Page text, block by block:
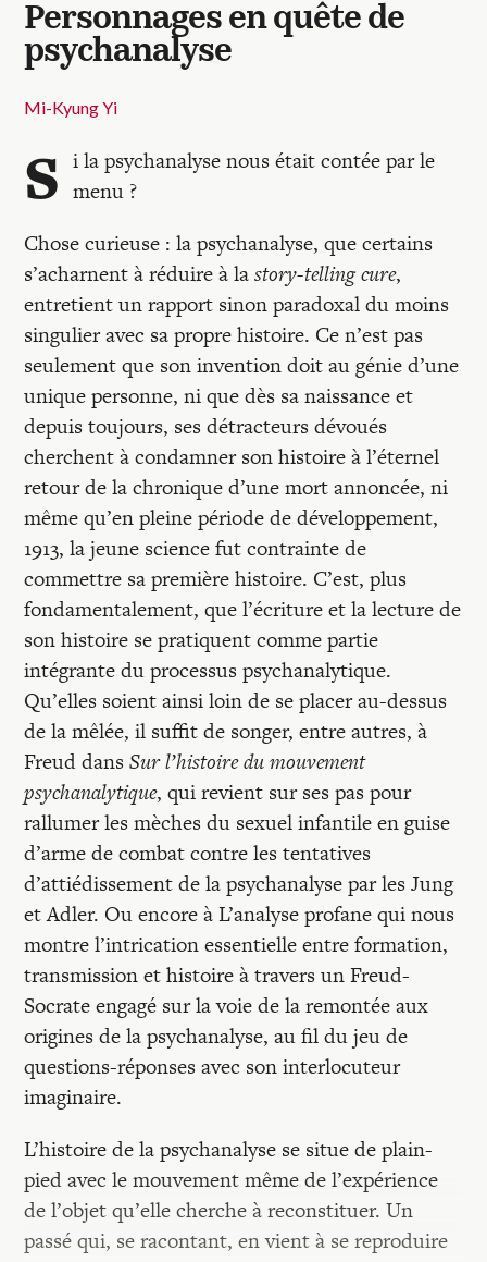
Colloque
Mon panier
Mon compte
Personnages en quête de
psychanalyse
Mi-Kyung Yi
S i la psychanalyse nous était contée par le
menu ?
Chose curieuse : la psychanalyse, que certains
s’acharnent à réduire à lastory-telling cure,
entretient un rapport sinon paradoxal du moins
singulier avec sa propre histoire. Ce n’est pas
seulement que son invention doit au génie d’une
unique personne, ni que dès sa naissance et
depuis toujours, ses détracteurs dévoués
cherchent à condamner son histoire à l’éternel
retour de la chronique d’une mort annoncée, ni
même qu’en pleine période de développement,
1913, la jeune science fut contrainte de
commettre sa première histoire. C’est, plus
fondamentalement, que l’écriture et la lecture de
son histoire se pratiquent comme partie
intégrante du processus psychanalytique.
Qu’elles soient ainsi loin de se placer au-dessus
de la mêlée, il suffit de songer, entre autres, à
Freud dansSur l’histoire du mouvement
psychanalytique, qui revient sur ses pas pour
rallumer les mèches du sexuel infantile en guise
d’arme de combat contre les tentatives
d’attiédissement de la psychanalyse par les Jung
et Adler. Ou encore à L’analyse profane qui nous
montre l’intrication essentielle entre formation,
transmission et histoire à travers un Freud-
Socrate engagé sur la voie de la remontée aux
origines de la psychanalyse, au fil du jeu de
questions-réponses avec son interlocuteur
imaginaire.
L’histoire de la psychanalyse se situe de plain-
pied avec le mouvement même de l’expérience
de l’objet qu’elle cherche à reconstituer. Un
passé qui, se racontant, en vient à se reproduire